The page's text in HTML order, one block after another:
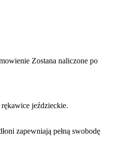
Zostana naliczone po
jeździeckie.
zapewniają pełną swobodę